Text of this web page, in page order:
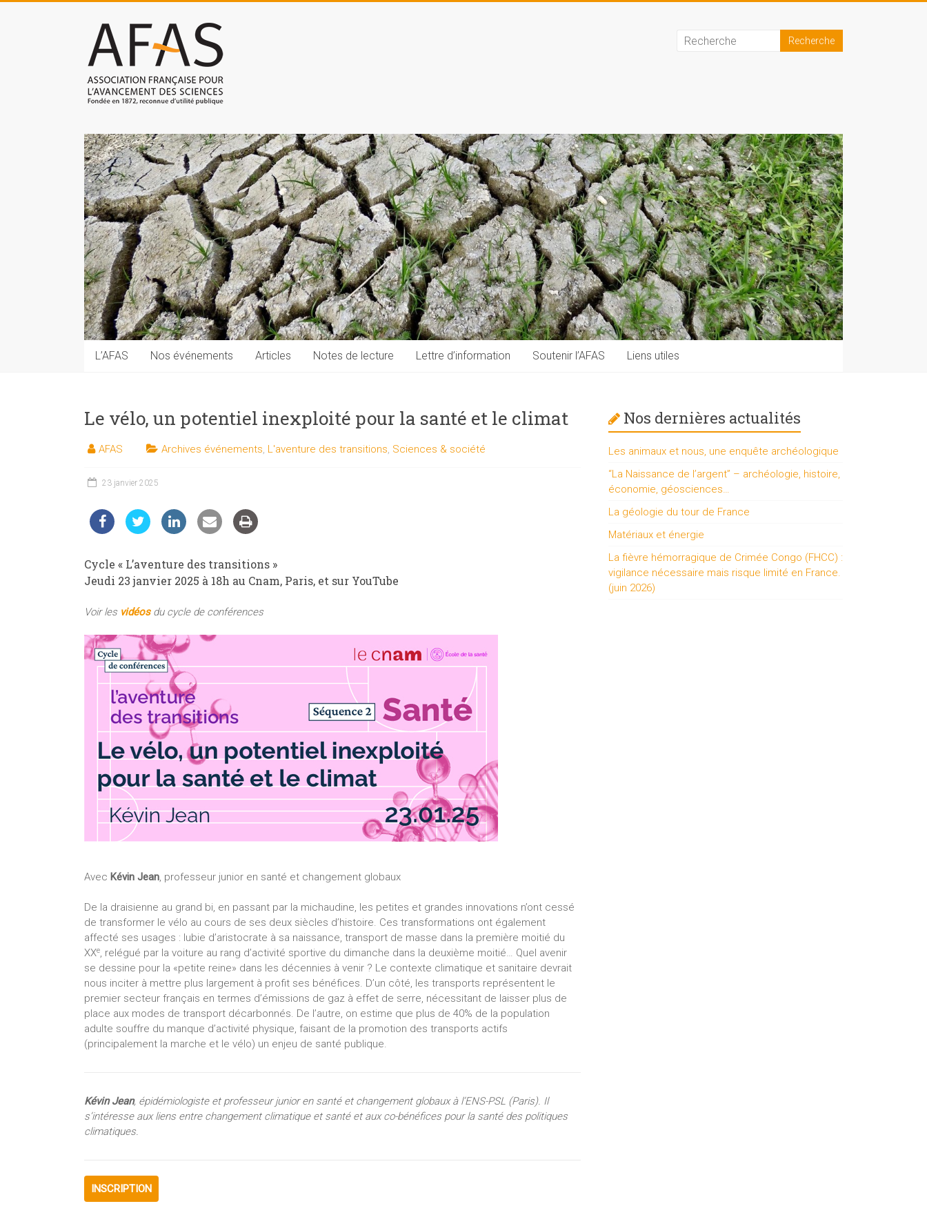
Association
française
pour
des
sciences
(AFAS)
Promouvoir
les
sciences
et
les
techniques
auprès
du
public
L’AFAS Nos événements Articles Notes de lecture Lettre d’information Soutenir l’AFAS Liens utiles
Le vélo, un potentiel inexploité pour la santé et le climat
AFAS Archives événements, L'aventure des transitions, Sciences & société
23 janvier 2025
Cycle « L’aventure des transitions »
Jeudi 23 janvier 2025 à 18h au Cnam, Paris, et sur YouTube
Voir les vidéosdu cycle de conférences
Avec Kévin Jean, professeur junior en santé et changement globaux
De la draisienne au grand bi, en passant par la michaudine, les petites et grandes innovations n’ont cessé
de transformer le vélo au cours de ses deux siècles d’histoire. Ces transformations ont également
affecté ses usages : lubie d’aristocrate à sa naissance, transport de masse dans la première moitié du
XXe, relégué par la voiture au rang d’activité sportive du dimanche dans la deuxième moitié… Quel avenir
se dessine pour la «petite reine» dans les décennies à venir ? Le contexte climatique et sanitaire devrait
nous inciter à mettre plus largement à profit ses bénéfices. D’un côté, les transports représentent le
premier secteur français en termes d’émissions de gaz à effet de serre, nécessitant de laisser plus de
place aux modes de transport décarbonnés. De l’autre, on estime que plus de 40% de la population
adulte souffre du manque d’activité physique, faisant de la promotion des transports actifs
(principalement la marche et le vélo) un enjeu de santé publique.
Kévin Jean, épidémiologiste et professeur junior en santé et changement globaux à l’ENS-PSL (Paris). Il
s’intéresse aux liens entre changement climatique et santé et aux co-bénéfices pour la santé des politiques
climatiques.
INSCRIPTION
Nos dernières actualités
Les animaux et nous, une enquête archéologique
“La Naissance de l’argent” – archéologie, histoire,
économie, géosciences…
La géologie du tour de France
Matériaux et énergie
La fièvre hémorragique de Crimée Congo (FHCC) :
vigilance nécessaire mais risque limité en France.
(juin 2026)